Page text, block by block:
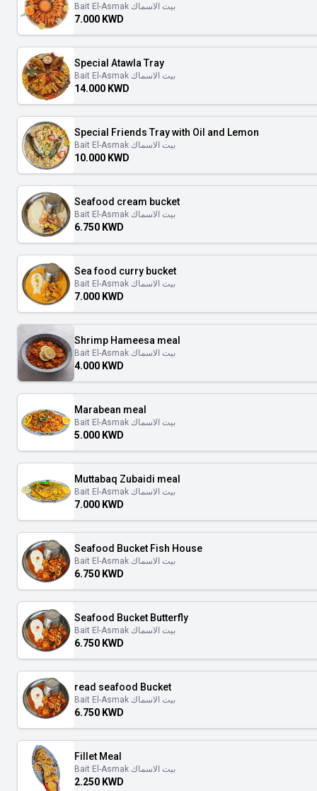
Bait El-Asmak بيت الاسماك
7.000 KWD
Special Atawla Tray
Bait El-Asmak بيت الاسماك
14.000 KWD
Special Friends Tray with Oil and Lemon
Bait El-Asmak بيت الاسماك
10.000 KWD
Seafood cream bucket
Bait El-Asmak بيت الاسماك
6.750 KWD
Sea food curry bucket
Bait El-Asmak بيت الاسماك
7.000 KWD
Shrimp Hameesa meal
Bait El-Asmak بيت الاسماك
4.000 KWD
Marabean meal
Bait El-Asmak بيت الاسماك
5.000 KWD
Muttabaq Zubaidi meal
Bait El-Asmak بيت الاسماك
7.000 KWD
Seafood Bucket Fish House
Bait El-Asmak بيت الاسماك
6.750 KWD
Seafood Bucket Butterfly
Bait El-Asmak بيت الاسماك
6.750 KWD
read seafood Bucket
Bait El-Asmak بيت الاسماك
6.750 KWD
Fillet Meal
Bait El-Asmak بيت الاسماك
2.250 KWD